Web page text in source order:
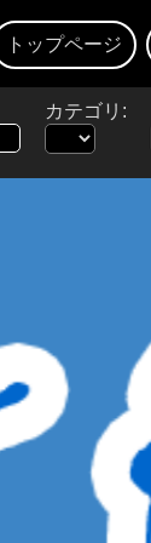
トップページ
カテゴリ: